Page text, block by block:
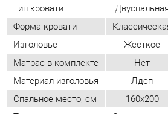
Материал изголовья
Лдсп
Спальное место, см
160х200
Тип изголовья
Стационарное
Бортик кровати
Нет
Лестница Нет
ОТЗЫВЫ